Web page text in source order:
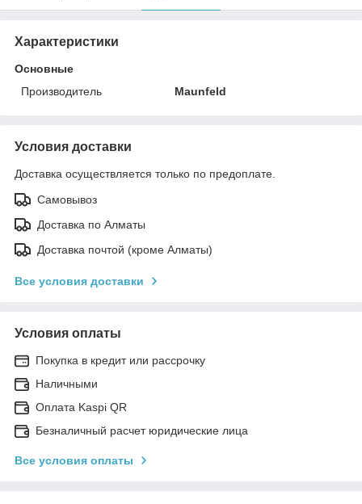
Характеристики
Основные
Производитель
Maunfeld
Условия доставки
Доставка осуществляется только по предоплате.
Самовывоз
Доставка по Алматы
Доставка почтой (кроме Алматы)
Все условия доставки
Условия оплаты
Покупка в кредит или рассрочку
Наличными
Оплата Kaspi QR
Безналичный расчет юридические лица
Все условия оплаты